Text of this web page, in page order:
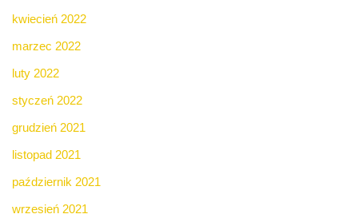
kwiecień 2022
marzec 2022
luty 2022
styczeń 2022
grudzień 2021
listopad 2021
październik 2021
wrzesień 2021